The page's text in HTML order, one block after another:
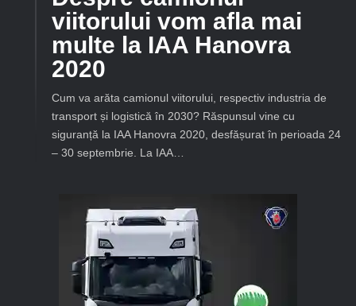
viitorului vom afla mai
multe la IAA Hanovra
2020
Cum va arăta camionul viitorului, respectiv industria de
transport și logistică în 2030? Răspunsul vine cu
siguranță la IAA Hanovra 2020, desfășurat în perioada 24
– 30 septembrie. La IAA…